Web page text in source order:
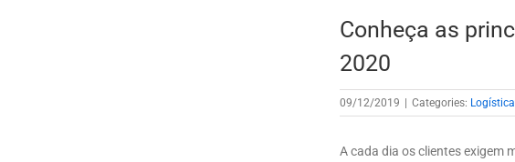
Conheça as
2020
09/12/2019 Categories:
A cada dia os clientes exigem